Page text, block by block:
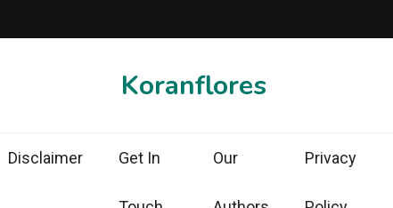
Koranflores
Disclaimer Get In Our Privacy